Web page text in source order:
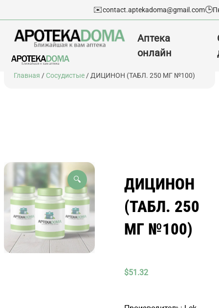
Перейти
✉️contact.aptekadoma@gmail.com🕒
Аптека
онлайн
Главная / Сосудистые / ДИЦИНОН (ТАБЛ. 250 МГ №100)
🔍
ДИЦИНОН
(ТАБЛ. 250
МГ №100)
$51.32